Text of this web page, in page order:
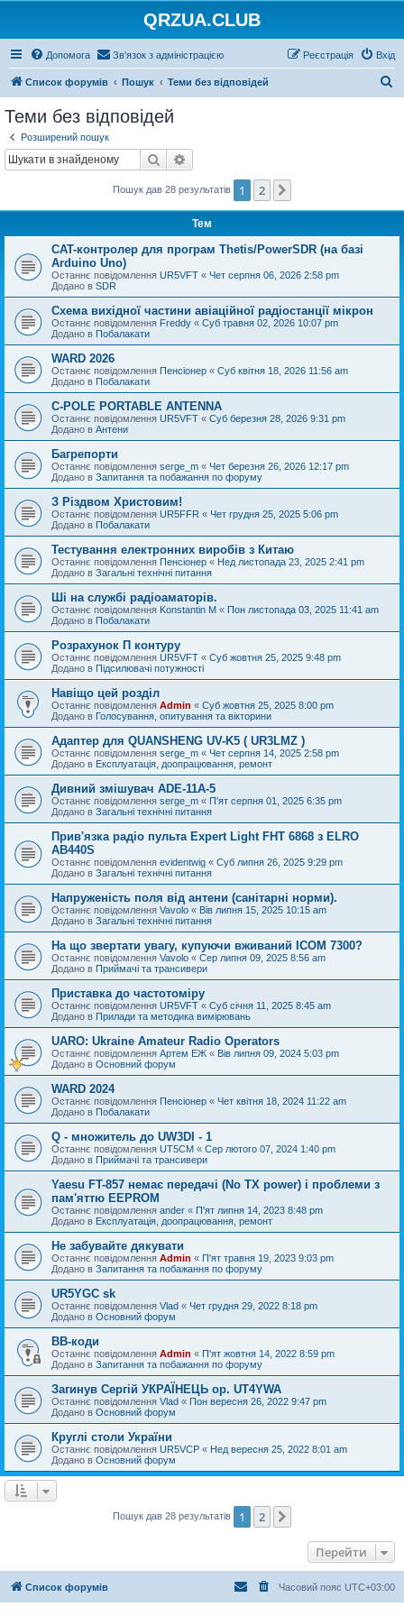
QRZUA.CLUB
Допомога Зв'язок з адміністрацією Вхід
Реєстрація
Список форумів Пошук Теми без відповідей
Теми без відповідей
Розширений пошук
Пошук
Пошук дав 28 результатів 1 2
Тем
CAT-контролер для програм Thetis/PowerSDR (на базі
Arduino Uno)
Останнє повідомлення UR5VFT « Чет серпня 06, 2026 2:58 pm
Додано в SDR
Схема вихідної частини авіаційної радіостанції мікрон
Останнє повідомлення Freddy « Суб травня 02, 2026 10:07 pm
Додано в Побалакати
WARD 2026
Останнє повідомлення Пенсіонер « Суб квітня 18, 2026 11:56 am
Додано в Побалакати
C-POLE PORTABLE ANTENNA
Останнє повідомлення UR5VFT « Суб березня 28, 2026 9:31 pm
Додано в Антени
Багрепорти
Останнє повідомлення serge_m « Чет березня 26, 2026 12:17 pm
Додано в Запитання та побажання по форуму
З Різдвом Христовим!
Останнє повідомлення UR5FFR « Чет грудня 25, 2025 5:06 pm
Додано в Побалакати
Тестування електронних виробів з Китаю
Останнє повідомлення Пенсіонер « Нед листопада 23, 2025 2:41 pm
Додано в Загальні технічні питання
Ші на службі радіоаматорів.
Останнє повідомлення Konstantin M « Пон листопада 03, 2025 11:41 am
Додано в Побалакати
Розрахунок П контуру
Останнє повідомлення UR5VFT « Суб жовтня 25, 2025 9:48 pm
Додано в Підсилювачі потужності
Навіщо цей розділ
Останнє повідомлення Admin « Суб жовтня 25, 2025 8:00 pm
Додано в Голосування, опитування та вікторини
Адаптер для QUANSHENG UV-K5 ( UR3LMZ )
Останнє повідомлення serge_m « Чет серпня 14, 2025 2:58 pm
Додано в Експлуатація, доопрацювання, ремонт
Дивний змішувач ADE-11A-5
Останнє повідомлення serge_m « П'ят серпня 01, 2025 6:35 pm
Додано в Загальні технічні питання
Прив'язка радіо пульта Expert Light FHT 6868 з ELRO
AB440S
Останнє повідомлення evidentwig « Суб липня 26, 2025 9:29 pm
Додано в Загальні технічні питання
Напруженість поля від антени (санітарні норми).
Останнє повідомлення Vavolo « Вів липня 15, 2025 10:15 am
Додано в Загальні технічні питання
На що звертати увагу, купуючи вживаний ICOM 7300?
Останнє повідомлення Vavolo « Сер липня 09, 2025 8:56 am
Додано в Приймачі та трансивери
Приставка до частотоміру
Останнє повідомлення UR5VFT « Суб січня 11, 2025 8:45 am
Додано в Прилади та методика вимірювань
UARO: Ukraine Аmateur Radio Operators
Останнє повідомлення Артем ЕЖ « Вів липня 09, 2024 5:03 pm
Додано в Основний форум
WARD 2024
Останнє повідомлення Пенсіонер « Чет квітня 18, 2024 11:22 am
Додано в Побалакати
Q - множитель до UW3DI - 1
Останнє повідомлення UT5CM « Сер лютого 07, 2024 1:40 pm
Додано в Приймачі та трансивери
Yaesu FT-857 немає передачі (No TX power) і проблеми з
пам'яттю EEPROM
Останнє повідомлення ander « П'ят липня 14, 2023 8:48 pm
Додано в Експлуатація, доопрацювання, ремонт
Не забувайте дякувати
Останнє повідомлення Admin « П'ят травня 19, 2023 9:03 pm
Додано в Запитання та побажання по форуму
UR5YGC sk
Останнє повідомлення Vlad « Чет грудня 29, 2022 8:18 pm
Додано в Основний форум
BB-коди
Останнє повідомлення Admin « П'ят жовтня 14, 2022 8:59 pm
Додано в Запитання та побажання по форуму
Загинув Сергій УКРАЇНЕЦЬ op. UT4YWA
Останнє повідомлення Vlad « Пон вересня 26, 2022 9:47 pm
Додано в Основний форум
Круглі столи України
Останнє повідомлення UR5VCP « Нед вересня 25, 2022 8:01 am
Додано в Основний форум
Пошук дав 28 результатів 1 2
Перейти
Список форумів Часовий пояс UTC+03:00